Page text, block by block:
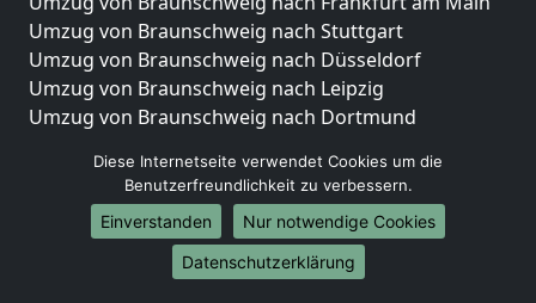
Umzug von Braunschweig nach Stuttgart
Umzug von Braunschweig nach Düsseldorf
Umzug von Braunschweig nach Leipzig
Umzug von Braunschweig nach Dortmund
Umzug von Braunschweig nach Bremen
Umzug von Braunschweig nach Dresden
Umzug von Braunschweig nach Hannover
Umzug von Braunschweig nach Nürnberg
Umzug von Braunschweig nach Duisburg
Diese Internetseite verwendet Cookies um die
Benutzerfreundlichkeit zu verbessern.
Einverstanden
Nur notwendige Cookies
Datenschutzerklärung